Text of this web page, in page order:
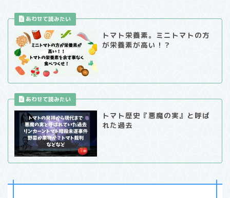
トマト栄養素。ミニトマトの方
が栄養素が高い！？
トマト歴史『悪魔の実』と呼ば
れた過去